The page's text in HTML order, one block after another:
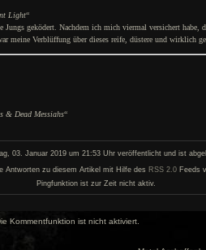
Light“
Jungs geködert. Nachdem ich mich viermal versichert
meine Verblüffung über dieses reife, düstere und wirklich
& Dead Messiahs“
03. Januar 2019 um 21:53 Uhr veröffentlicht und ist
Antworten zu diesem Artikel mit Hilfe des RSS 2.0Feeds
Pingfunktion ist zur Zeit nicht aktiv.
Kommentfunktion ist nicht aktiviert.